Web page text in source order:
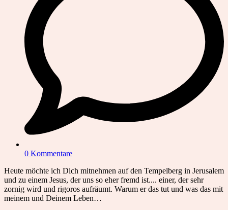
0 Kommentare
Heute möchte ich Dich mitnehmen auf den Tempelberg in Jerusalem
und zu einem Jesus, der uns so eher fremd ist.... einer, der sehr
zornig wird und rigoros aufräumt. Warum er das tut und was das mit
meinem und Deinem Leben…